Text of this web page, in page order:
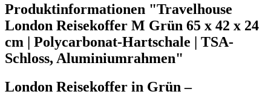
Produktinformationen "Travelhouse
London Reisekoffer M Grün 65 x 42 x 24
cm | Polycarbonat-Hartschale | TSA-
Schloss, Aluminiumrahmen"
London Reisekoffer in Grün –